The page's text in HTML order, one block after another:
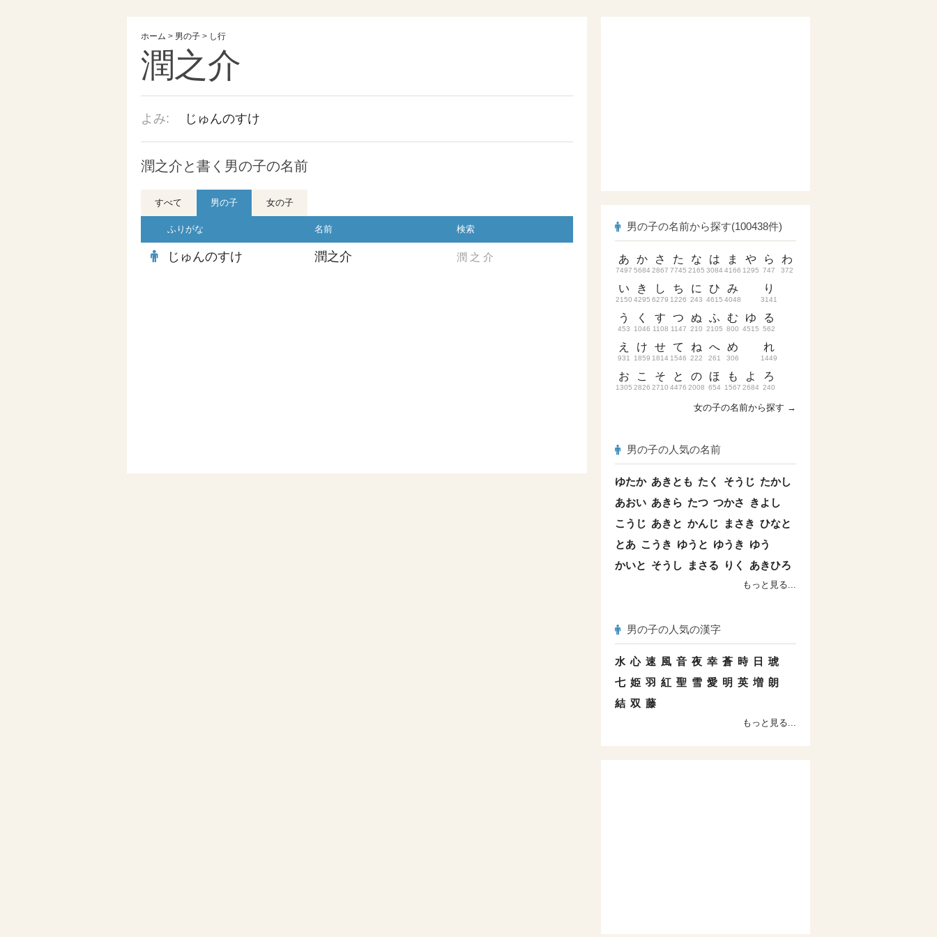
ホーム > 男の子 > し行
潤之介
よみ: じゅんのすけ
潤之介と書く男の子の名前
すべて 男の子 女の子
ふりがな 名前 検索
じゅんのすけ 潤之介 潤 之 介
男の子の名前から探す(100438件)
あ
7497
い
2150
う
453
え
931
お
1305
か
5684
き
4295
く
1046
け
1859
こ
2826
さ
2867
し
6279
す
1108
せ
1814
そ
2710
た
7745
ち
1226
つ
1147
て
1546
と
4476
な
2165
に
243
ぬ
210
ね
222
の
2008
は
3084
ひ
4615
ふ
2105
へ
261
ほ
654
ま
4166
み
4048
む
800
め
306
も
1567
や
1295
ゆ
4515
よ
2684
ら
747
り
3141
る
562
れ
1449
ろ
240
わ
372
女の子の名前から探す →
男の子の人気の名前
ゆたか あきとも たく そうじ たかし
あおい あきら たつ つかさ
きよし
こうじ あきと かんじ まさき ひなと
とあ こうき ゆうと ゆうき ゆう
かいと そうし まさる りく あきひろ
もっと見る...
男の子の人気の漢字
水 心 速 風 音 夜 幸 蒼 時 日 琥
七 姫 羽 紅 聖 雪 愛 明 英 増 朗
結 双 藤
もっと見る...